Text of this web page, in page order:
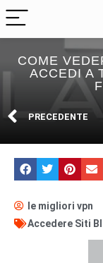
COME
ACCEDI A
PRECEDENTE
le migliori vpn
Accedere Siti